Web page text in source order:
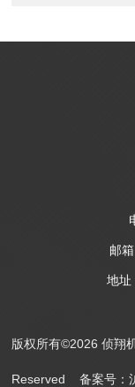
邮
地址
版权所有©2026 侦翔
Reserved备案号：